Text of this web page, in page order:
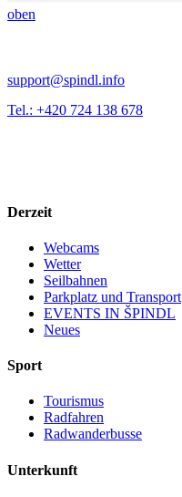
oben
support@spindl.info
Tel.: +420 724 138 678
Derzeit
Webcams
Wetter
Seilbahnen
Parkplatz und Transport
EVENTS IN ŠPINDL
Neues
Sport
Tourismus
Radfahren
Radwanderbusse
Unterkunft